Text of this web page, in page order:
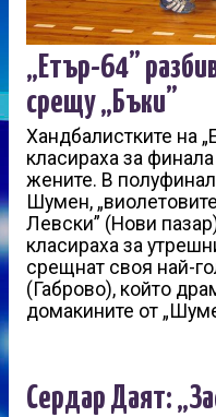
„Етър-64”
срещу „Бъки”
Хандбалистките на
класираха за
жените. В
Шумен,
Левски” (Нови
класираха за
срещнат своя най-
(Габрово), който
домакините от
Сердар Даят: